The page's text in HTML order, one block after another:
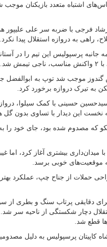
اشتباه متعدد بازیکنان موجب
ارسال فرشاد فرجی با ضربه سر علی
راهی به دروازه استقلال پیدا نکرد.
حملات همه جانبه پرسپولیس این تیم را در
شد.
دفع ناقص گندوز موجب شد توپ به
به تیرک دروازه برخورد کرد.
بار دیگر سیدحسین حسینی با کمک سیلوا،
نخست این دیدار با تساوی بدون گل
که مصدوم شده بود، جای خود را
میدان‌داری بیشتری آغاز کرد، اما
موقعیت‌های خوبی برسد.
حملات از جناح چپ، عملکرد
دقایقی پرتاب سنگ و بطری از
دچار شکستگی از ناحیه سر شد.
قطع شد.
امید عالیشاه کاپیتان پرسپولیس به دلیل